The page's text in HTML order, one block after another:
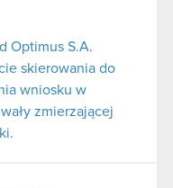
Optimus S.A.
skierowania do
wniosku w
zmierzającej